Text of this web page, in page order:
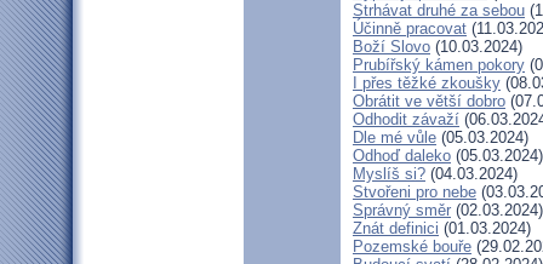
Strhávat druhé za sebou
Účinně pracovat
Boží Slovo (10.03.2024)
Prubířský kámen pokory
I přes těžké zkoušky
Obrátit ve větší dobro
Odhodit závaží
Dle mé vůle (05.03.2024)
Odhoď daleko (05.03.2024)
Myslíš si? (04.03.2024)
Stvořeni pro nebe
Správný směr (02.03.2024)
Znát definici (01.03.2024)
Pozemské bouře